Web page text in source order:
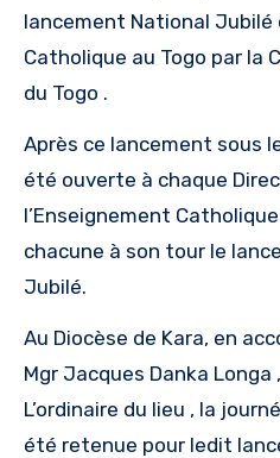
lancement National Jubilé
Catholique au Togo par la
du Togo .
Après ce lancement sous
été ouverte à chaque
l’Enseignement
chacune à son tour le
Jubilé.
Au Diocèse de Kara, en
Mgr Jacques Danka Longa ,
L’ordinaire du lieu , la
été retenue pour ledit